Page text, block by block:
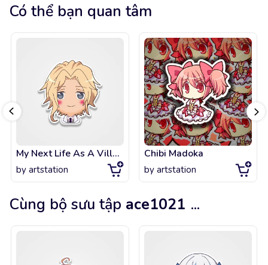
Có thể bạn quan tâm
My Next Life As A Villainess - Keith Claes
by artstation
Chibi Madoka
by artstation
Cùng bộ sưu tập ace1021 ...